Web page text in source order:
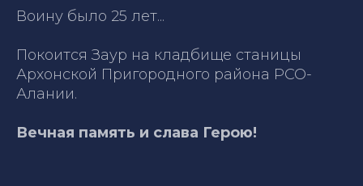
Воину было 25 лет...
Покоится Заур на кладбище станицы
Архонской Пригородного района РСО-
Алании.
Вечная память и слава Герою!